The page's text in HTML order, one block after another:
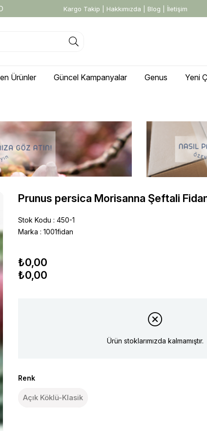
Kargo Takip Hakkımızda Blog İletişim
Ürünler Güncel Kampanyalar Genus Yeni
Prunus persica Morisanna Şeftali
Stok Kodu
450-1
Marka : 1001fidan
₺0,00
₺0,00
Ürün stoklarımızda kalmamıştır.
Renk
Açık Köklü-Klasik